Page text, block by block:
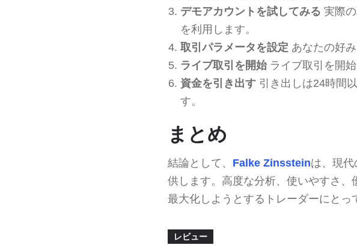
デモアカウントを試してみる 実際
を利用します。
取引パラメータを設定 あなたの好
ライブ取引を開始ライブ取引を開始
資金を引き出す引き出しは24時間
す。
まとめ
結論として、 Falke Zinssteinは、現
供します。高度な分析、使いやすさ
最大化しようとするトレーダーにとっ
レビュー